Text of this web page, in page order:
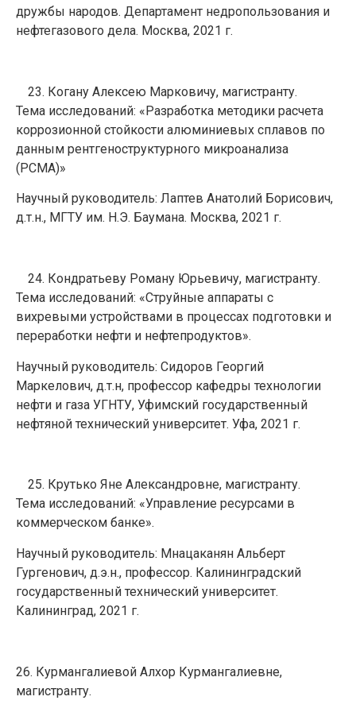
дружбы народов. Департамент недропользования и
нефтегазового дела. Москва, 2021 г.
Когану Алексею Марковичу, магистранту.
Тема исследований: «Разработка методики расчета
коррозионной стойкости алюминиевых сплавов по
данным рентгеноструктурного микроанализа
(РСМА)»
Научный руководитель: Лаптев Анатолий Борисович,
д.т.н., МГТУ им. Н.Э. Баумана. Москва, 2021 г.
Кондратьеву Роману Юрьевичу, магистранту.
Тема исследований: «Струйные аппараты с
вихревыми устройствами в процессах подготовки и
переработки нефти и нефтепродуктов».
Научный руководитель: Сидоров Георгий
Маркелович, д.т.н, профессор кафедры технологии
нефти и газа УГНТУ, Уфимский государственный
нефтяной технический университет. Уфа, 2021 г.
Крутько Яне Александровне, магистранту.
Тема исследований: «Управление ресурсами в
коммерческом банке».
Научный руководитель: Мнацаканян Альберт
Гургенович, д.э.н., профессор. Калининградский
государственный технический университет.
Калининград, 2021 г.
26. Курмангалиевой Алхор Курмангалиевне,
магистранту.